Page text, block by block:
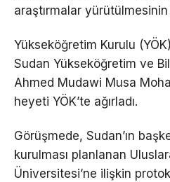
araştırmalar
Yükseköğretim Kurulu
Sudan Yükseköğretim ve
Ahmed Mudawi Musa
heyeti YÖK’te ağırladı.
Görüşmede, Sudan’ın
kurulması planlanan
Üniversitesi’ne ilişkin